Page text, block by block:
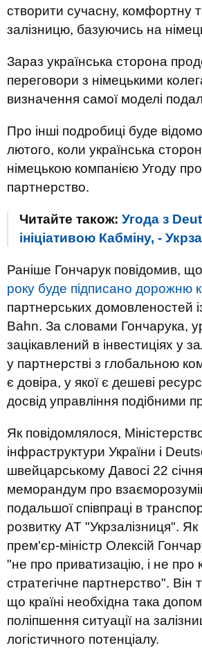
створити сучасну, комфортну
залізницю, базуючись на
Зараз українська сторона
переговори з німецькими
визначення самої моделі
Про інші подробиці буде
лютого, коли українська
німецькою компанією Угоду про
партнерство.
Читайте також: Угода з
ініціативою Кабміну, -
Раніше Гончарук повідомив, що
року буде підписано дорожню
партнерських домовленостей
Bahn. За словами Гончарука,
зацікавлений в інвестиціях у
у партнерстві з глобальною
є довіра, у якої є дешеві
досвід управління подібними
Як повідомлялося,
інфраструктури України і
швейцарському Давосі 22
меморандум про
подальшої співпраці в
розвитку АТ "Укрзалізниця". Як
прем'єр-міністр Олексій
"не про приватизацію, і не про
стратегічне партнерство". Він
що країні необхідна така
поліпшення ситуації на
логістичного потенціалу.